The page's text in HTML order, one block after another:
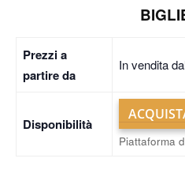
Prezzi a
partire da
In vendita
Disponibilità
Piattaforma